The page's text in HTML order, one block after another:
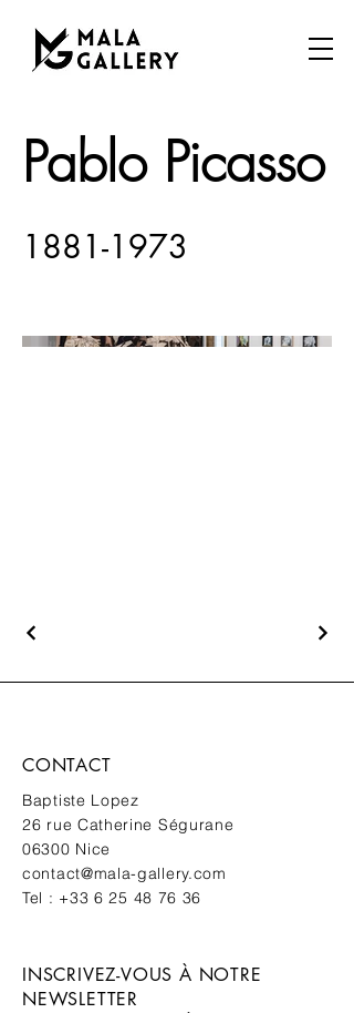
Pablo Picasso
1881-1973
CONTACT
Baptiste Lopez
26 rue Catherine Ségurane
06300 Nice
contact@mala-gallery.com
Tel : +33 6 25 48 76 36
INSCRIVEZ-VOUS À NOTRE
NEWSLETTER